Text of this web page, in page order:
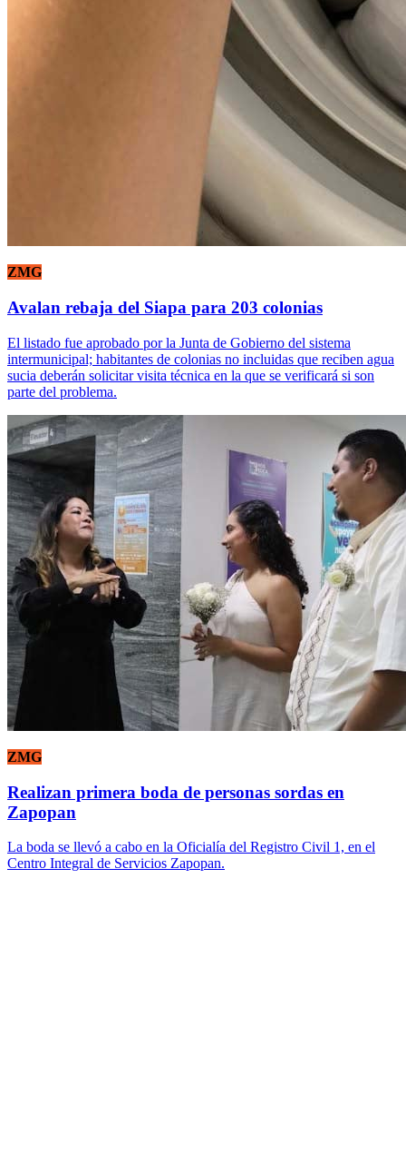
ZMG
Avalan rebaja del Siapa para 203 colonias
El listado fue aprobado por la Junta de Gobierno del sistema
intermunicipal; habitantes de colonias no incluidas que reciben agua
sucia deberán solicitar visita técnica en la que se verificará si son
parte del problema.
ZMG
Realizan primera boda de personas sordas en
Zapopan
La boda se llevó a cabo en la Oficialía del Registro Civil 1, en el
Centro Integral de Servicios Zapopan.